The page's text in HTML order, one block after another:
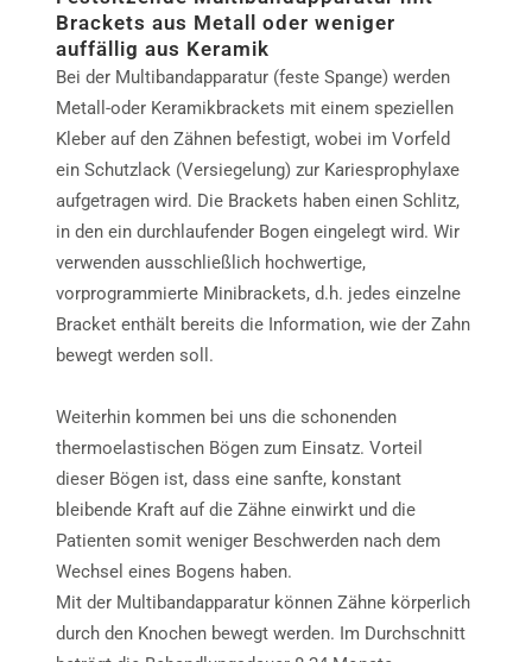
Brackets aus Metall oder weniger
auffällig aus Keramik
Bei der Multibandapparatur (feste Spange) werden
Metall-oder Keramikbrackets mit einem speziellen
Kleber auf den Zähnen befestigt, wobei im Vorfeld
ein Schutzlack (Versiegelung) zur Kariesprophylaxe
aufgetragen wird. Die Brackets haben einen Schlitz,
in den ein durchlaufender Bogen eingelegt wird. Wir
verwenden ausschließlich hochwertige,
vorprogrammierte Minibrackets, d.h. jedes einzelne
Bracket enthält bereits die Information, wie der Zahn
bewegt werden soll.
Weiterhin kommen bei uns die schonenden
thermoelastischen Bögen zum Einsatz. Vorteil
dieser Bögen ist, dass eine sanfte, konstant
bleibende Kraft auf die Zähne einwirkt und die
Patienten somit weniger Beschwerden nach dem
Wechsel eines Bogens haben.
Mit der Multibandapparatur können Zähne körperlich
durch den Knochen bewegt werden. Im Durchschnitt